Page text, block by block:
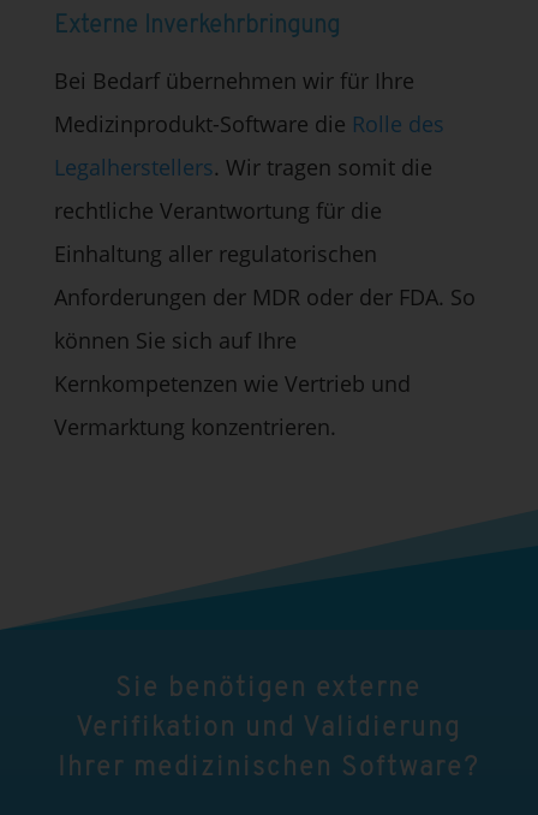
Externe Inverkehrbringung
Bei Bedarf übernehmen wir für Ihre
Medizinprodukt-Software die Rolle des
Legalherstellers. Wir tragen somit die
rechtliche Verantwortung für die
Einhaltung aller regulatorischen
Anforderungen der MDR oder der FDA. So
können Sie sich auf Ihre
Kernkompetenzen wie Vertrieb und
Vermarktung konzentrieren.
Sie benötigen externe
Verifikation und Validierung
Ihrer medizinischen Software?